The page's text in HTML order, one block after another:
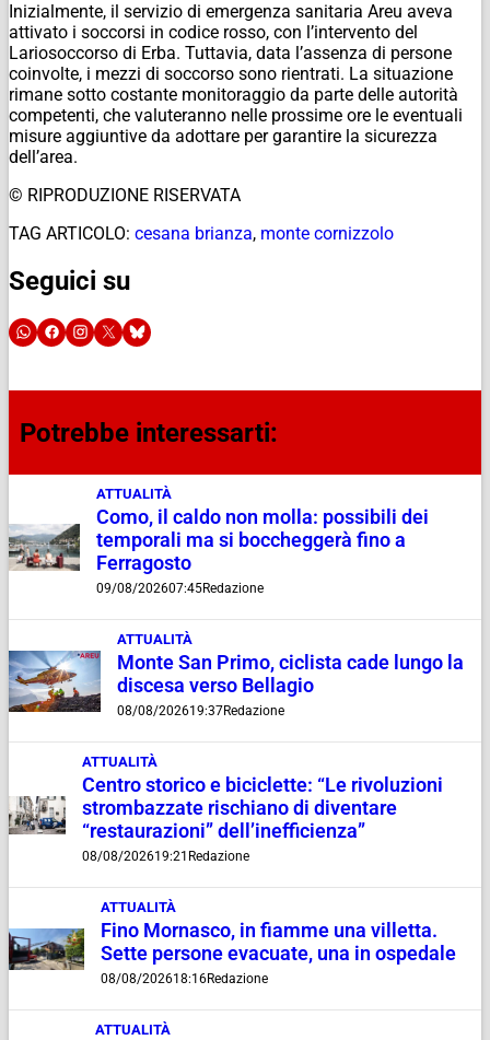
Inizialmente, il servizio di emergenza sanitaria Areu aveva
attivato i soccorsi in codice rosso, con l’intervento del
Lariosoccorso di Erba. Tuttavia, data l’assenza di persone
coinvolte, i mezzi di soccorso sono rientrati. La situazione
rimane sotto costante monitoraggio da parte delle autorità
competenti, che valuteranno nelle prossime ore le eventuali
misure aggiuntive da adottare per garantire la sicurezza
dell’area.
© RIPRODUZIONE RISERVATA
TAG ARTICOLO: cesana brianza, monte cornizzolo
Seguici su
Potrebbe interessarti:
ATTUALITÀ
Como, il caldo non molla: possibili dei
temporali ma si boccheggerà fino a
Ferragosto
09/08/202607:45Redazione
ATTUALITÀ
Monte San Primo, ciclista cade lungo la
discesa verso Bellagio
08/08/202619:37Redazione
ATTUALITÀ
Centro storico e biciclette: “Le rivoluzioni
strombazzate rischiano di diventare
“restaurazioni” dell’inefficienza”
08/08/202619:21 Redazione
ATTUALITÀ
Fino Mornasco, in fiamme una villetta.
Sette persone evacuate, una in ospedale
08/08/202618:16Redazione
ATTUALITÀ